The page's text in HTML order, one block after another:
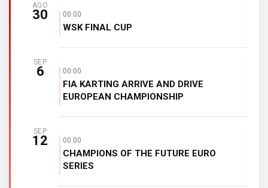
AGO
30 00:00
WSK FINAL CUP
SEP
6 00:00
FIA KARTING ARRIVE AND DRIVE
EUROPEAN CHAMPIONSHIP
SEP
12 00:00
CHAMPIONS OF THE FUTURE EURO
SERIES